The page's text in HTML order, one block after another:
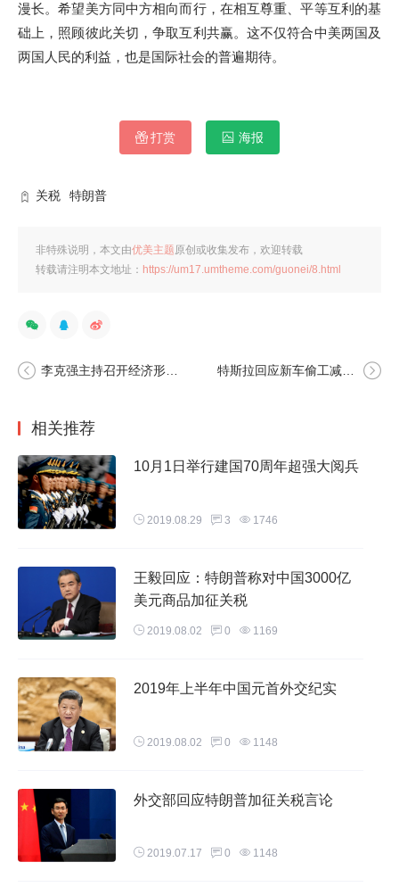
漫长。希望美方同中方相向而行，在相互尊重、平等互利的基
础上，照顾彼此关切，争取互利共赢。这不仅符合中美两国及
两国人民的利益，也是国际社会的普遍期待。
打赏 海报
关税 特朗普
非特殊说明，本文由优美主题原创或收集发布，欢迎转载
转载请注明本文地址： https://um17.umtheme.com/guonei/8.html
李克强主持召开经济形势专家和企业家座谈会 特斯拉回应新车偷工减料、工作环境有害：这不是事实
相关推荐
10月1日举行建国70周年超强大阅兵
2019.08.29 3 1746
王毅回应：特朗普称对中国3000亿
美元商品加征关税
2019.08.02 0 1169
2019年上半年中国元首外交纪实
2019.08.02 0 1148
外交部回应特朗普加征关税言论
2019.07.17 0 1148